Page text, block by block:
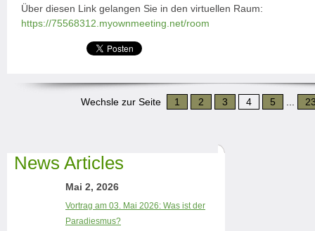
Über diesen Link gelangen Sie in den virtuellen Raum:
https://75568312.myownmeeting.net/room
Wechsle zur Seite 1 2 3 4 5
News Articles
Mai 2, 2026
Vortrag am 03. Mai 2026: Was ist der
Paradiesmus?